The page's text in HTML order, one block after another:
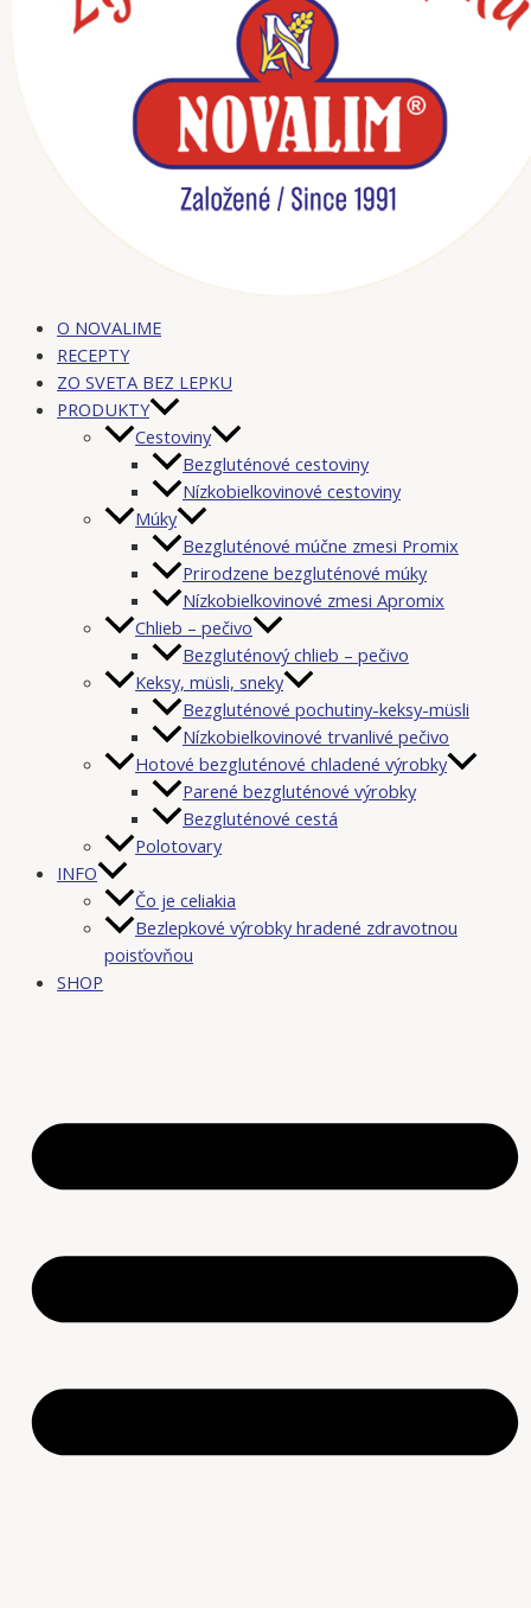
O NOVALIME
RECEPTY
ZO SVETA BEZ LEPKU
PRODUKTY
Cestoviny
Bezgluténové cestoviny
Nízkobielkovinové cestoviny
Múky
Bezgluténové múčne zmesi Promix
Prirodzene bezgluténové múky
Nízkobielkovinové zmesi Apromix
Chlieb – pečivo
Bezgluténový chlieb – pečivo
Keksy, müsli, sneky
Bezgluténové pochutiny-keksy-müsli
Nízkobielkovinové trvanlivé pečivo
Hotové bezgluténové chladené výrobky
Parené bezgluténové výrobky
Bezgluténové cestá
Polotovary
INFO
Čo je celiakia
Bezlepkové výrobky hradené zdravotnou
poisťovňou
SHOP